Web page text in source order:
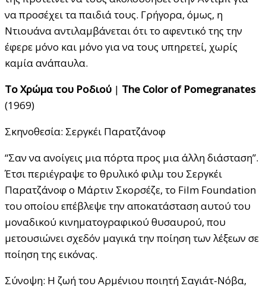
να προσέχει τα παιδιά τους. Γρήγορα, όμως, η
Ντιουάνα αντιλαμβάνεται ότι το αφεντικό της την
έφερε μόνο και μόνο για να τους υπηρετεί, χωρίς
καμία ανάπαυλα.
ΤοΧρώμα του Ροδιού | The Color of Pomegranates
(1969)
Σκηνοθεσία: Σεργκέι Παρατζάνοφ
“Σαν να ανοίγεις μια πόρτα προς μια άλλη διάσταση”.
Έτσι περιέγραψε το θρυλικό φιλμ του Σεργκέι
Παρατζάνοφ ο Μάρτιν Σκορσέζε, το Film Foundation
του οποίου επέβλεψε την αποκατάσταση αυτού του
μοναδικού κινηματογραφικού θυσαυρού, που
μετουσιώνει σχεδόν μαγικά την ποίηση των λέξεων σε
ποίηση της εικόνας.
Σύνοψη: Η ζωή του Αρμένιου ποιητή Σαγιάτ-Νόβα,